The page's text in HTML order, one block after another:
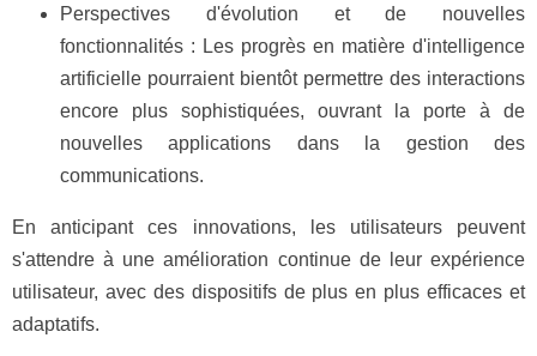
Perspectives d'évolution et de nouvelles
fonctionnalités : Les progrès en matière d'intelligence
artificielle pourraient bientôt permettre des interactions
encore plus sophistiquées, ouvrant la porte à de
nouvelles applications dans la gestion des
communications.
En anticipant ces innovations, les utilisateurs peuvent
s'attendre à une amélioration continue de leur expérience
utilisateur, avec des dispositifs de plus en plus efficaces et
adaptatifs.